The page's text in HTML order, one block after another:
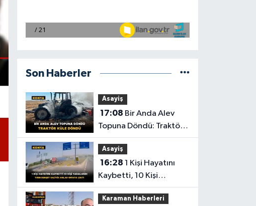
Son Haberler
Asayiş
17:08
Topuna Döndü: Traktör
Küle Döndü
Asayiş
16:28
Kaybetti, 10 Kişi
Yaralandı! Tırın Dehşet
Saçtığı Anlar Ortaya
Karaman Haberleri